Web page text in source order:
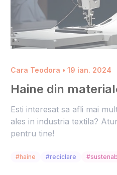
Cara Teodora • 19 ian. 2024
Haine din
Esti interesat sa afli mai
ales in industria textila?
pentru tine!
#haine #reciclare